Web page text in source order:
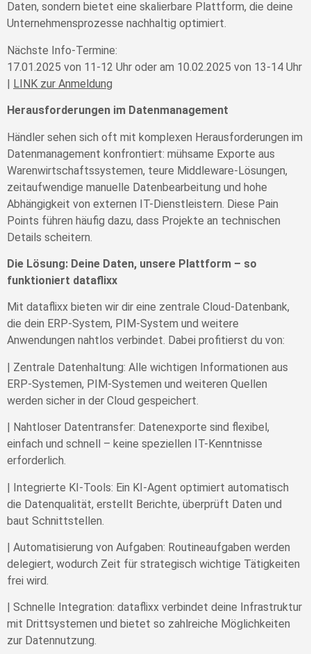
Daten, sondern bietet eine skalierbare Plattform, die deine
Unternehmensprozesse nachhaltig optimiert.
Nächste Info-Termine:
1 7.01.2025 von 11-12 Uhr oder am 10.02.2025 von 13-14 Uhr
| LINK zur Anmeldung
Herausforderungen im Datenmanagement
Händler sehen sich oft mit komplexen Herausforderungen im
Datenmanagement konfrontiert: mühsame Exporte aus
Warenwirtschaftssystemen, teure Middleware-Lösungen,
zeitaufwendige manuelle Datenbearbeitung und hohe
Abhängigkeit von externen IT-Dienstleistern. Diese Pain
Points führen häufig dazu, dass Projekte an technischen
Details scheitern.
Die Lösung: Deine Daten, unsere Plattform – so
funktioniert dataflixx
Mit dataflixx bieten wir dir eine zentrale Cloud-Datenbank,
die dein ERP-System, PIM-System und weitere
Anwendungen nahtlos verbindet. Dabei profitierst du von:
| Zentrale Datenhaltung: Alle wichtigen Informationen aus
ERP-Systemen, PIM-Systemen und weiteren Quellen
werden sicher in der Cloud gespeichert.
| Nahtloser Datentransfer: Datenexporte sind flexibel,
einfach und schnell – keine speziellen IT-Kenntnisse
erforderlich.
| Integrierte KI-Tools: Ein KI-Agent optimiert automatisch
die Datenqualität, erstellt Berichte, überprüft Daten und
baut Schnittstellen.
| Automatisierung von Aufgaben: Routineaufgaben werden
delegiert, wodurch Zeit für strategisch wichtige Tätigkeiten
frei wird.
| Schnelle Integration: dataflixx verbindet deine Infrastruktur
mit Drittsystemen und bietet so zahlreiche Möglichkeiten
zur Datennutzung.